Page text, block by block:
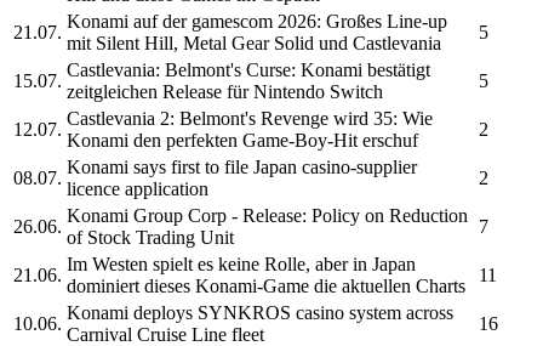
21.07.
Konami auf der gamescom 2026: Großes Line-up
mit Silent Hill, Metal Gear Solid und Castlevania
5
15.07.
Castlevania: Belmont's Curse: Konami bestätigt
zeitgleichen Release für Nintendo Switch
5
12.07.
Castlevania 2: Belmont's Revenge wird 35: Wie
Konami den perfekten Game-Boy-Hit erschuf
2
08.07.
Konami says first to file Japan casino-supplier
licence application
2
26.06.
Konami Group Corp - Release: Policy on Reduction
of Stock Trading Unit
7
21.06.
Im Westen spielt es keine Rolle, aber in Japan
dominiert dieses Konami-Game die aktuellen Charts
11
10.06.
Konami deploys SYNKROS casino system across
Carnival Cruise Line fleet
16